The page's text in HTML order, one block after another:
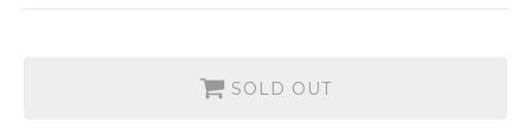
SOLD OUT